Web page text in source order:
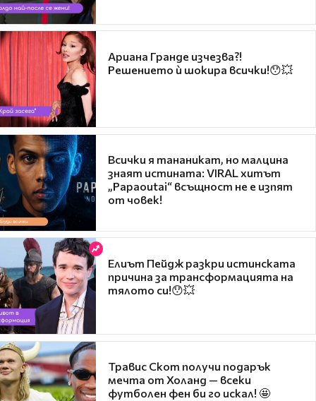
Ариана Гранде изчезва?!
Решението ѝ шокира всички!😯💥
Всички я тананикат, но малцина
знаят истината: VIRAL хитът
„Papaoutai“ всъщност не е изпят
от човек!
Елиът Пейдж разкри истинската
причина за трансформацията на
тялото си!😯💥
Травис Скот получи подарък
мечта от Холанд — всеки
футболен фен би го искал! 🤩